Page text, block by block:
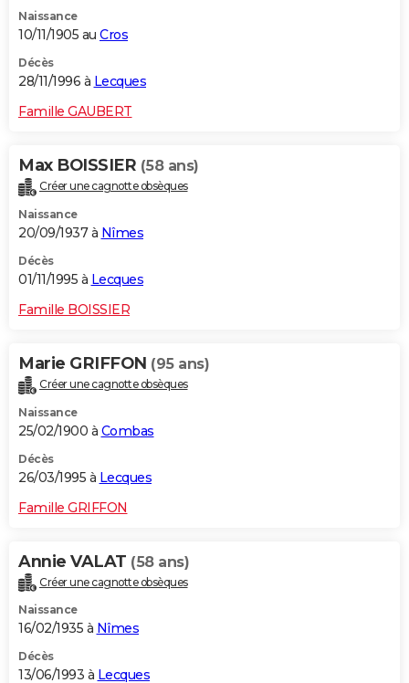
Naissance
10/11/1905 au Cros
Décès
28/11/1996 à Lecques
Famille GAUBERT
Max BOISSIER (58 ans)
Créer une cagnotte obsèques
Naissance
20/09/1937 à Nîmes
Décès
01/11/1995 à Lecques
Famille BOISSIER
Marie GRIFFON (95 ans)
Créer une cagnotte obsèques
Naissance
25/02/1900 à Combas
Décès
26/03/1995 à Lecques
Famille GRIFFON
Annie VALAT (58 ans)
Créer une cagnotte obsèques
Naissance
16/02/1935 à Nîmes
Décès
13/06/1993 à Lecques